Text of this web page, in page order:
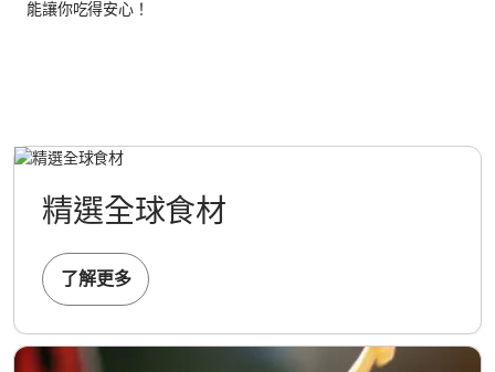
能讓你吃得安心！
精選全球食材
了解更多